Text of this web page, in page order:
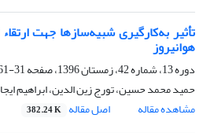
تأثیر به‌کارگیری شبیه‌سازها جهت
هوانیروز
دوره 13، شماره 42، زمستان 1396، صفحه
31-61
حمید محمد حسین، تورج زین الدین، ابراهیم
مشاهده مقاله
اصل مقاله 382.24 K